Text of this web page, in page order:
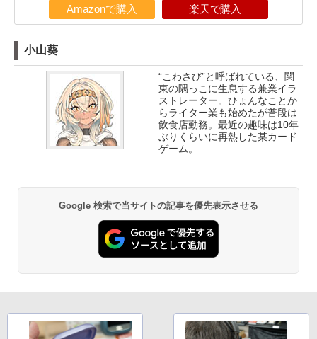
Amazonで購入 楽天で購入
小山葵
“こわさび”と呼ばれている、関
東の隅っこに生息する兼業イラ
ストレーター。ひょんなことか
らライター業も始めたが普段は
飲食店勤務。最近の趣味は10年
ぶりくらいに再熱した某カード
ゲーム。
Google 検索で当サイトの記事を優先表示させる